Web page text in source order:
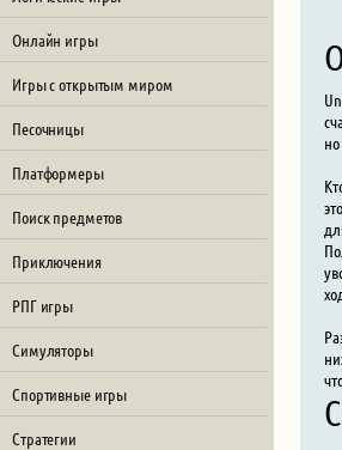
Онлайн игры
Игры с открытым миром
Песочницы
Платформеры
Поиск предметов
Приключения
РПГ игры
Симуляторы
Спортивные игры
Стратегии